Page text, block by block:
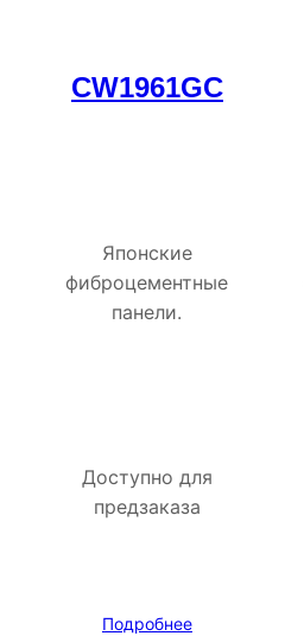
CW1961GC
Японские
фиброцементные
панели.
Доступно для
предзаказа
Подробнее